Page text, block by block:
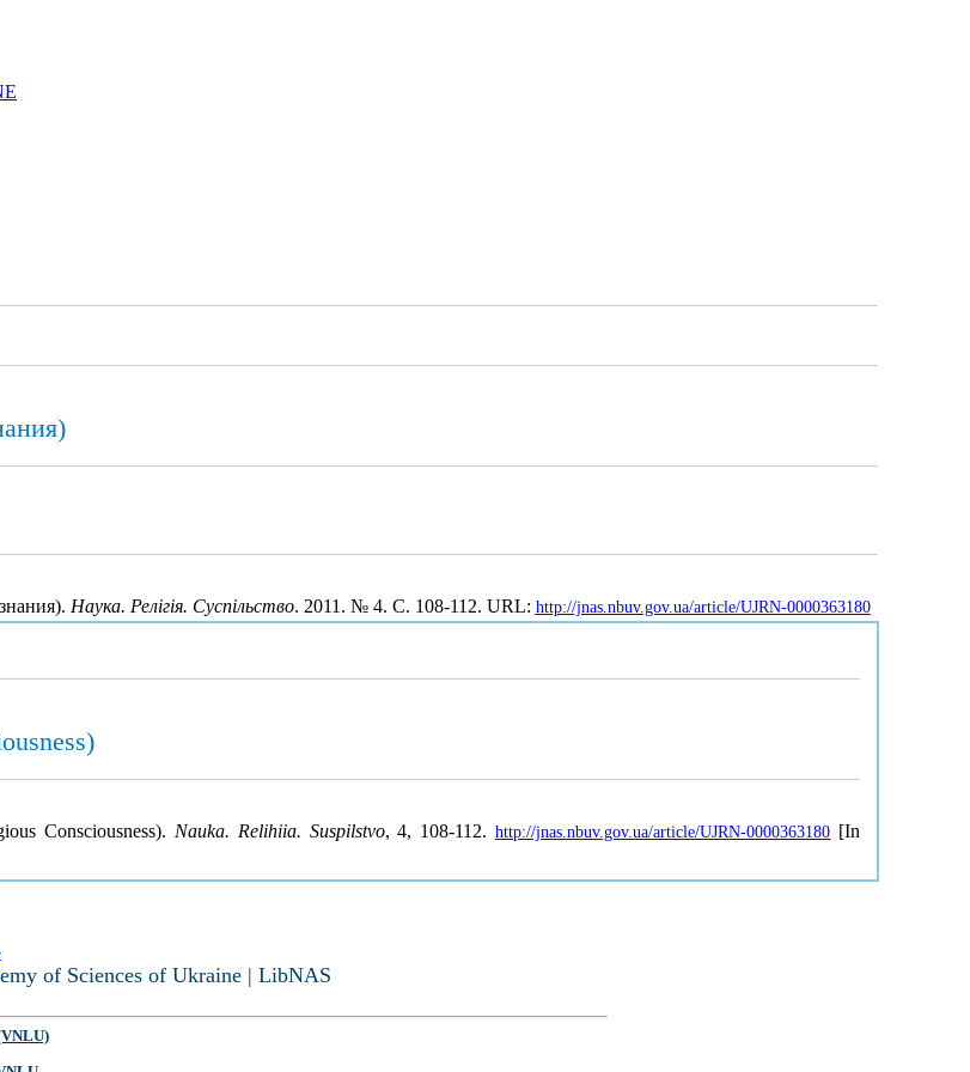
Наука. Релігія. Суспільство. 2011. № 4. С. 108-112. URL: http://jnas.nbuv.gov.ua/article/UJRN-0000363180
Consciousness). Nauka. Relihiia. Suspilstvo, 4, 108-112.http://jnas.nbuv.gov.ua/article/UJRN-0000363180 [In
of Sciences of Ukraine | LibNAS